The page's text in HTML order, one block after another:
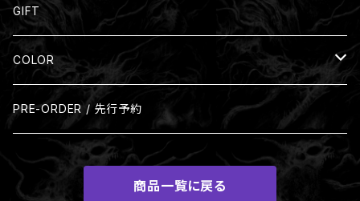
Silver Ring
GIFT
COLOR
Black
Beige
PRE-ORDER / 先行予約
商品一覧に戻る